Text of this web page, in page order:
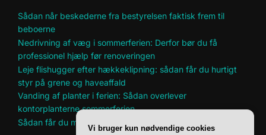
Sådan når beskederne fra bestyrelsen faktisk frem til
beboerne
Nedrivning af væg i sommerferien: Derfor bør du få
professionel hjælp før renoveringen
Leje flishugger efter hækkeklipning: sådan får du hurtigt
styr på grene og haveaffald
Vanding af planter i ferien: Sådan overlever
kontorplanterne sommerferien
Sådan får du mere plads til hobbyer i et lille hjem
Vi bruger kun nødvendige cookies